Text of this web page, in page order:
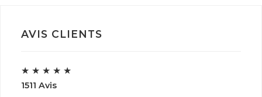
AVIS CLIENTS
★ ★ ★ ★ ★
1511 Avis